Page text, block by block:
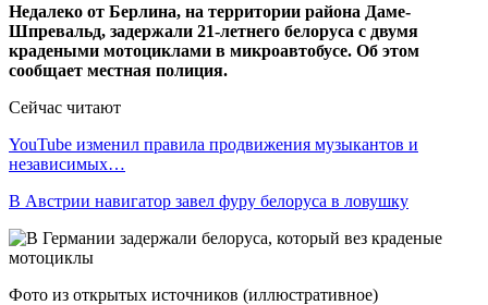
Недалеко от Берлина, на территории района Даме-
Шпревальд, задержали 21-летнего белоруса с двумя
крадеными мотоциклами в микроавтобусе. Об этом
сообщает местная полиция.
Сейчас читают
YouTube изменил правила продвижения музыкантов и
независимых…
В Австрии навигатор завел фуру белоруса в ловушку
Фото из открытых источников (иллюстративное)